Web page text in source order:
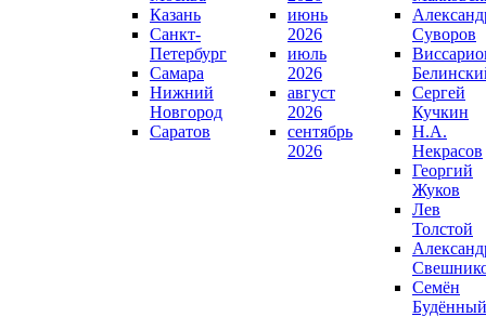
Казань
Санкт-
Петербург
Самара
Нижний
Новгород
Саратов
июнь
2026
июль
2026
август
2026
сентябрь
2026
Суворов
Сергей
Кучкин
Н.А.
Некрасов
Георгий
Жуков
Лев
Толстой
Семён
Будённый